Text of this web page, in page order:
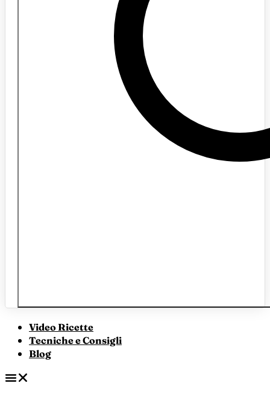
Video Ricette
Tecniche e Consigli
Blog